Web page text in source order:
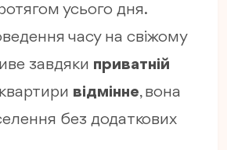
усього дня.
часу на свіжому
завдяки приватній
відмінне, вона
без додаткових